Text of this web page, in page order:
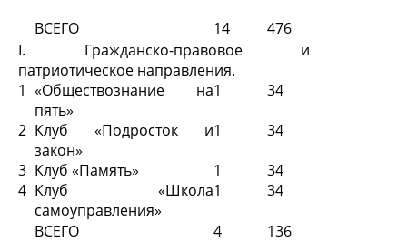
ВСЕГО
14
476
I. Гражданско-правовое и
патриотическое направления.
1 «Обществознание на
пять»
1
34
2 Клуб «Подросток и
закон»
1
34
3 Клуб «Память» 1
34
4 Клуб «Школа
самоуправления»
1 34
ВСЕГО 4
136